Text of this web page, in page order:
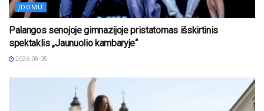
ĮDOMU
Palangos senojoje gimnazijoje pristatomas išskirtinis
spektaklis „Jaunuolio kambaryje“
2026-08-05